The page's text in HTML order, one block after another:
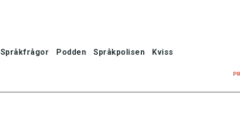
Språkfrågor Podden Språkpolisen Kviss